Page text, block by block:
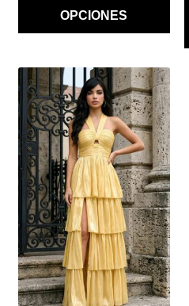
OPCIONES
ESTE
PRODUCTO
TIENE
MÚLTIPLES
VARIANTES.
LAS
OPCIONES
SE
PUEDEN
ELEGIR
EN
LA